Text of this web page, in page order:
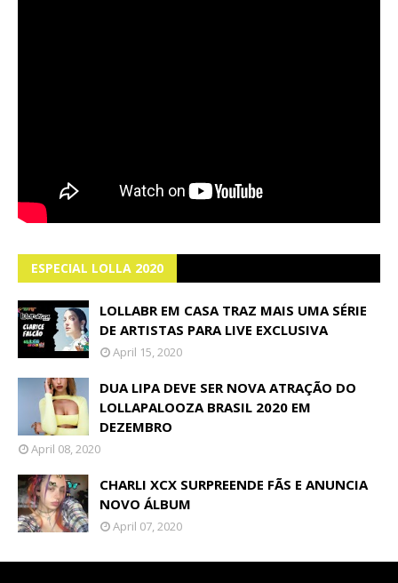
ESPECIAL LOLLA 2020
LOLLABR EM CASA TRAZ MAIS UMA SÉRIE
DE ARTISTAS PARA LIVE EXCLUSIVA
April 15, 2020
DUA LIPA DEVE SER NOVA ATRAÇÃO DO
LOLLAPALOOZA BRASIL 2020 EM
DEZEMBRO
April 08, 2020
CHARLI XCX SURPREENDE FÃS E ANUNCIA
NOVO ÁLBUM
April 07, 2020